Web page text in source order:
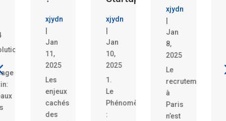
xjydn
|
Jan
11,
2025
Les
enjeux
cachés
des
xjydn
|
Jan
10,
2025
1.
Le
Phénomène
:
xjydn
|
Jan
8,
2025
Le
recrutement
à
Paris
n’est